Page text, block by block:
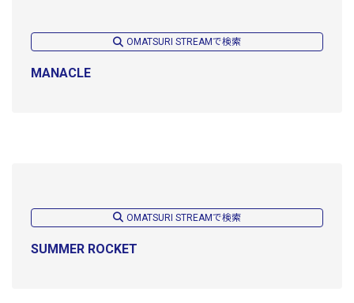
OMATSURI STREAMで検索
MANACLE
OMATSURI STREAMで検索
SUMMER ROCKET